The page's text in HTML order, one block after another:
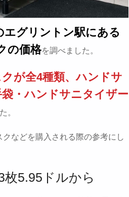
エグリントン駅にある
の価格を調べました。
が全4種類、ハンドサ
・ハンドサニタイザー
。
などを購入される際の参考にし
5.95ドルから